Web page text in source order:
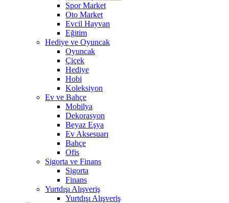
Spor Market
Oto Market
Evcil Hayvan
Eğitim
Hediye ve Oyuncak
Oyuncak
Çiçek
Hediye
Hobi
Koleksiyon
Ev ve Bahçe
Mobilya
Dekorasyon
Beyaz Eşya
Ev Aksesuarı
Bahçe
Ofis
Sigorta ve Finans
Sigorta
Finans
Yurtdışı Alışveriş
Yurtdışı Alışveriş